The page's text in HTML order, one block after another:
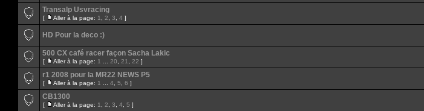
Transalp Usvracing
[ Aller à la page: 1 2 3 4 ]
HD Pour la deco :)
500 CX café racer façon Sacha Lakic
[ Aller à la page: 1 20 21 22 ]
r1 2008 pour la MR22 NEWS P5
[ Aller à la page: 1 4 5 6 ]
CB1300
[ Aller à la page: 1 2 3 4 5 ]